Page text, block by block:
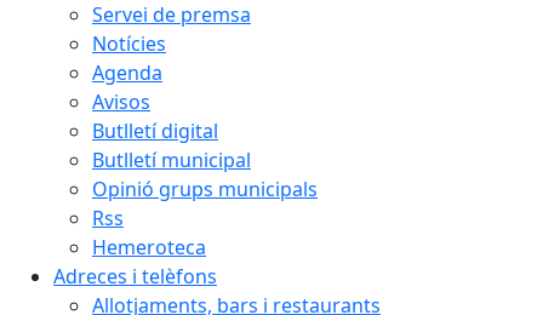
Servei de premsa
Notícies
Agenda
Avisos
Butlletí digital
Butlletí municipal
Opinió grups municipals
Rss
Hemeroteca
Adreces i telèfons
Allotjaments, bars i restaurants